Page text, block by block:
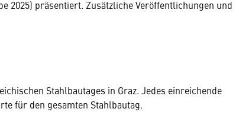
2025) präsentiert. Zusätzliche Veröffentlichungen und
Stahlbautages in Graz. Jedes einreichende
für den gesamten Stahlbautag.